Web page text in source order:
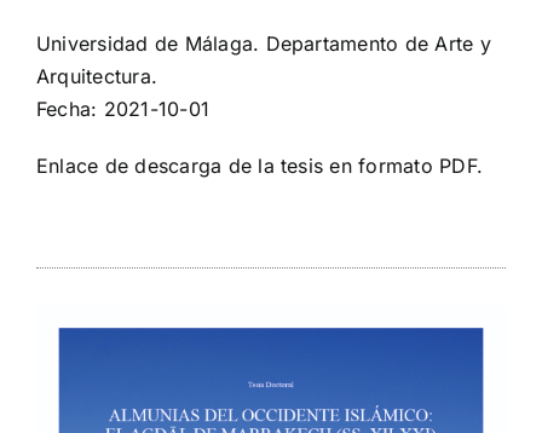
Universidad de Málaga. Departamento de Arte y
Arquitectura.
Fecha: 2021-10-01
Enlace de descarga de la tesis en formato PDF.